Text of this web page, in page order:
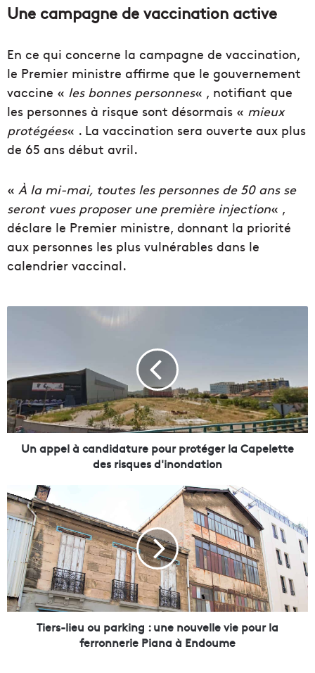
Une campagne de vaccination active
En ce qui concerne la campagne de vaccination,
le Premier ministre affirme que le gouvernement
vaccine « les bonnes personnes« , notifiant que
les personnes à risque sont désormais « mieux
protégées« . La vaccination sera ouverte aux plus
de 65 ans début avril.
« À la mi-mai, toutes les personnes de 50 ans se
seront vues proposer une première injection« ,
déclare le Premier ministre, donnant la priorité
aux personnes les plus vulnérables dans le
calendrier vaccinal.
e
l
à
c
i
d
a
t
r
e
p
o
Un appel à candidature pour protéger la Capelette
des risques d'inondation
T
i
e
-
i
e
Tiers-lieu ou parking : une nouvelle vie pour la
ferronnerie Piana à Endoume